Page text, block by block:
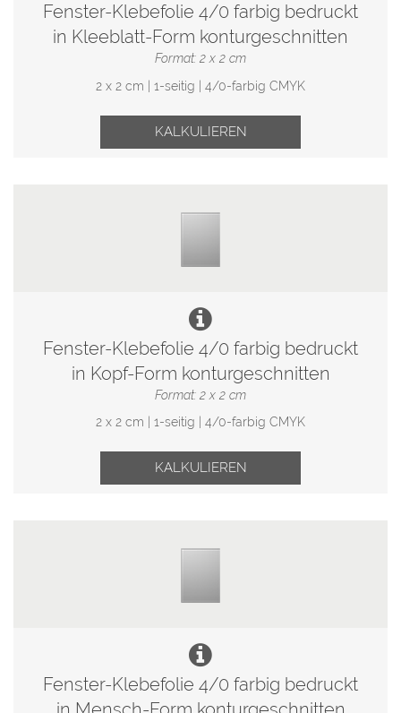
Fenster-Klebefolie 4/0 farbig bedruckt
in Kleeblatt-Form konturgeschnitten
Format: 2 x 2 cm
2 x 2 cm | 1-seitig | 4/0-farbig CMYK
KALKULIEREN
Fenster-Klebefolie 4/0 farbig bedruckt
in Kopf-Form konturgeschnitten
Format: 2 x 2 cm
2 x 2 cm | 1-seitig | 4/0-farbig CMYK
KALKULIEREN
Fenster-Klebefolie 4/0 farbig bedruckt